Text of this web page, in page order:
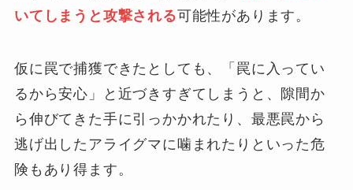
いてしまうと攻撃される可能性があります。
仮に罠で捕獲できたとしても、「罠に入ってい
るから安心」と近づきすぎてしまうと、隙間か
ら伸びてきた手に引っかかれたり、最悪罠から
逃げ出したアライグマに噛まれたりといった危
険もあり得ます。